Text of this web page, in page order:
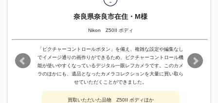
奈良県奈良市在住・M様
Nikon Z50II ボディ
「ピクチャーコントロールボタン」を備え、複雑な設定や編集なし
でイメージ通りの画作りができるため、ピクチャーコントロール機
能が使いやすくなっているデジタル一眼レフカメラです。このカメ
ラのほかにも、遺品となったカメラコレクションを大量に買い取ら
せていただくことができました。
買取いただいた品物 Z50II ボディほか